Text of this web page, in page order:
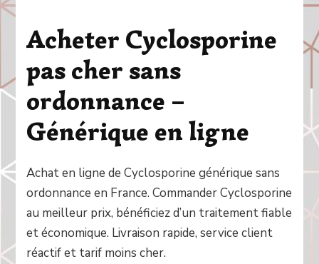
Acheter Cyclosporine
pas cher sans
ordonnance –
Générique en ligne
Achat en ligne de Cyclosporine générique sans
ordonnance en France. Commander Cyclosporine
au meilleur prix, bénéficiez d’un traitement fiable
et économique. Livraison rapide, service client
réactif et tarif moins cher.